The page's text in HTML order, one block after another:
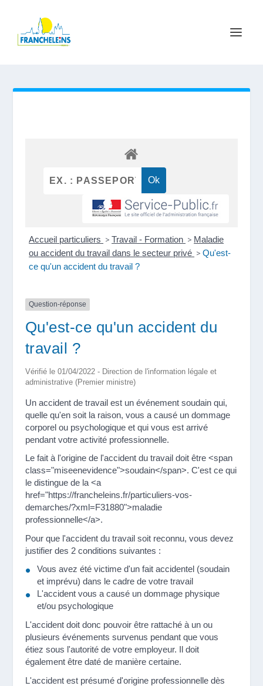
Accueil particuliers > Travail - Formation > Maladie
ou accident du travail dans le secteur privé > Qu'est-
ce qu'un accident du travail ?
Question-réponse
Qu'est-ce qu'un accident du
travail ?
Vérifié le 01/04/2022 - Direction de l'information légale et
administrative (Premier ministre)
Un accident de travail est un événement soudain qui,
quelle qu'en soit la raison, vous a causé un dommage
corporel ou psychologique et qui vous est arrivé
pendant votre activité professionnelle.
Le fait à l'origine de l'accident du travail doit être <span
class="miseenevidence">soudain</span>. C'est ce qui
le distingue de la <a
href="https://francheleins.fr/particuliers-vos-
demarches/?xml=F31880">maladie
professionnelle</a>.
Pour que l'accident du travail soit reconnu, vous devez
justifier des 2 conditions suivantes :
Vous avez été victime d'un fait accidentel (soudain
et imprévu) dans le cadre de votre travail
L'accident vous a causé un dommage physique
et/ou psychologique
L'accident doit donc pouvoir être rattaché à un ou
plusieurs événements survenus pendant que vous
étiez sous l'autorité de votre employeur. Il doit
également être daté de manière certaine.
L'accident est présumé d'origine professionnelle dès